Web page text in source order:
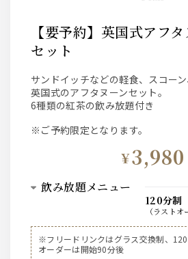
【要予約】英国式アフタヌーンティー
セット
サンドイッチなどの軽食、スコー
英国式のアフタヌーンセット。
6種類の紅茶の飲み放題付き
※ご予約限定となります。
¥3,980
飲み放題メニュー
120分制
（ ラスト
ノンアルコール
※フリードリンクはグラス交換制、
オーダーは開始90分後